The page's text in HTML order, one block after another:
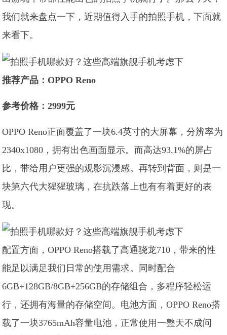
我们就来盘点一下，近期值得入手的拍照手机，下面就
来看下。
推荐产品：OPPO Reno
参考价格：2999元
OPPO Reno正面覆盖了一块6.4英寸的大屏幕，分辨率为
2340x1080，拥有出色画面显示。而高达93.1%的屏占
比，带给用户更强的观影沉浸感。再转到背面，则是一
块第六代大猩猩玻璃，在抗跌落上也有有着更好的表
现。
配置方面，OPPO Reno搭载了高通骁龙710，带来的性
能足以满足我们日常的使用需求。同时配合
6GB+128GB/8GB+256GB的存储组合，多程序轻松运
行，还拥有海量的存储空间。电池方面，OPPO Reno搭
载了一块3765mAh容量电池，正常使用一整天不成问